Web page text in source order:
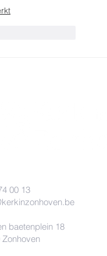
00 13
baetenplein 18
Zonhoven